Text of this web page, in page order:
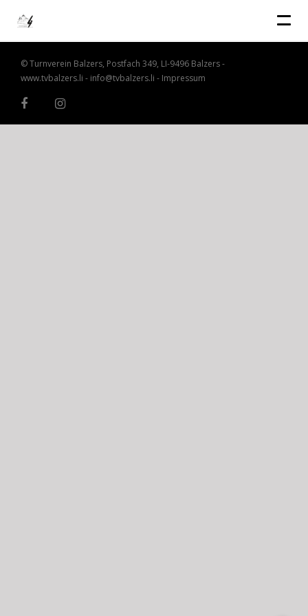
© Turnverein Balzers, Postfach 349, LI-9496 Balzers -
www.tvbalzers.li - info@tvbalzers.li - Impressum